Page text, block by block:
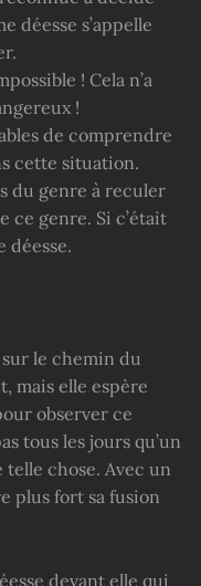
déesse s’appelle
! Cela n’a
!
de comprendre
cette situation.
du genre à reculer
ce genre. Si c’était
déesse.
sur le chemin du
mais elle espère
observer ce
tous les jours qu’un
telle chose. Avec un
plus fort sa fusion
devant elle qui